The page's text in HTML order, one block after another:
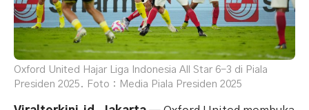
Oxford United Hajar Liga Indonesia All Star 6-3 di Piala
Presiden 2025. Foto : Media Piala Presiden 2025